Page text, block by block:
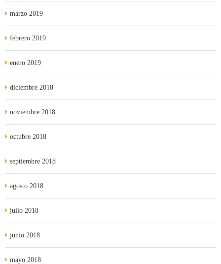
marzo 2019
febrero 2019
enero 2019
diciembre 2018
noviembre 2018
octubre 2018
septiembre 2018
agosto 2018
julio 2018
junio 2018
mayo 2018